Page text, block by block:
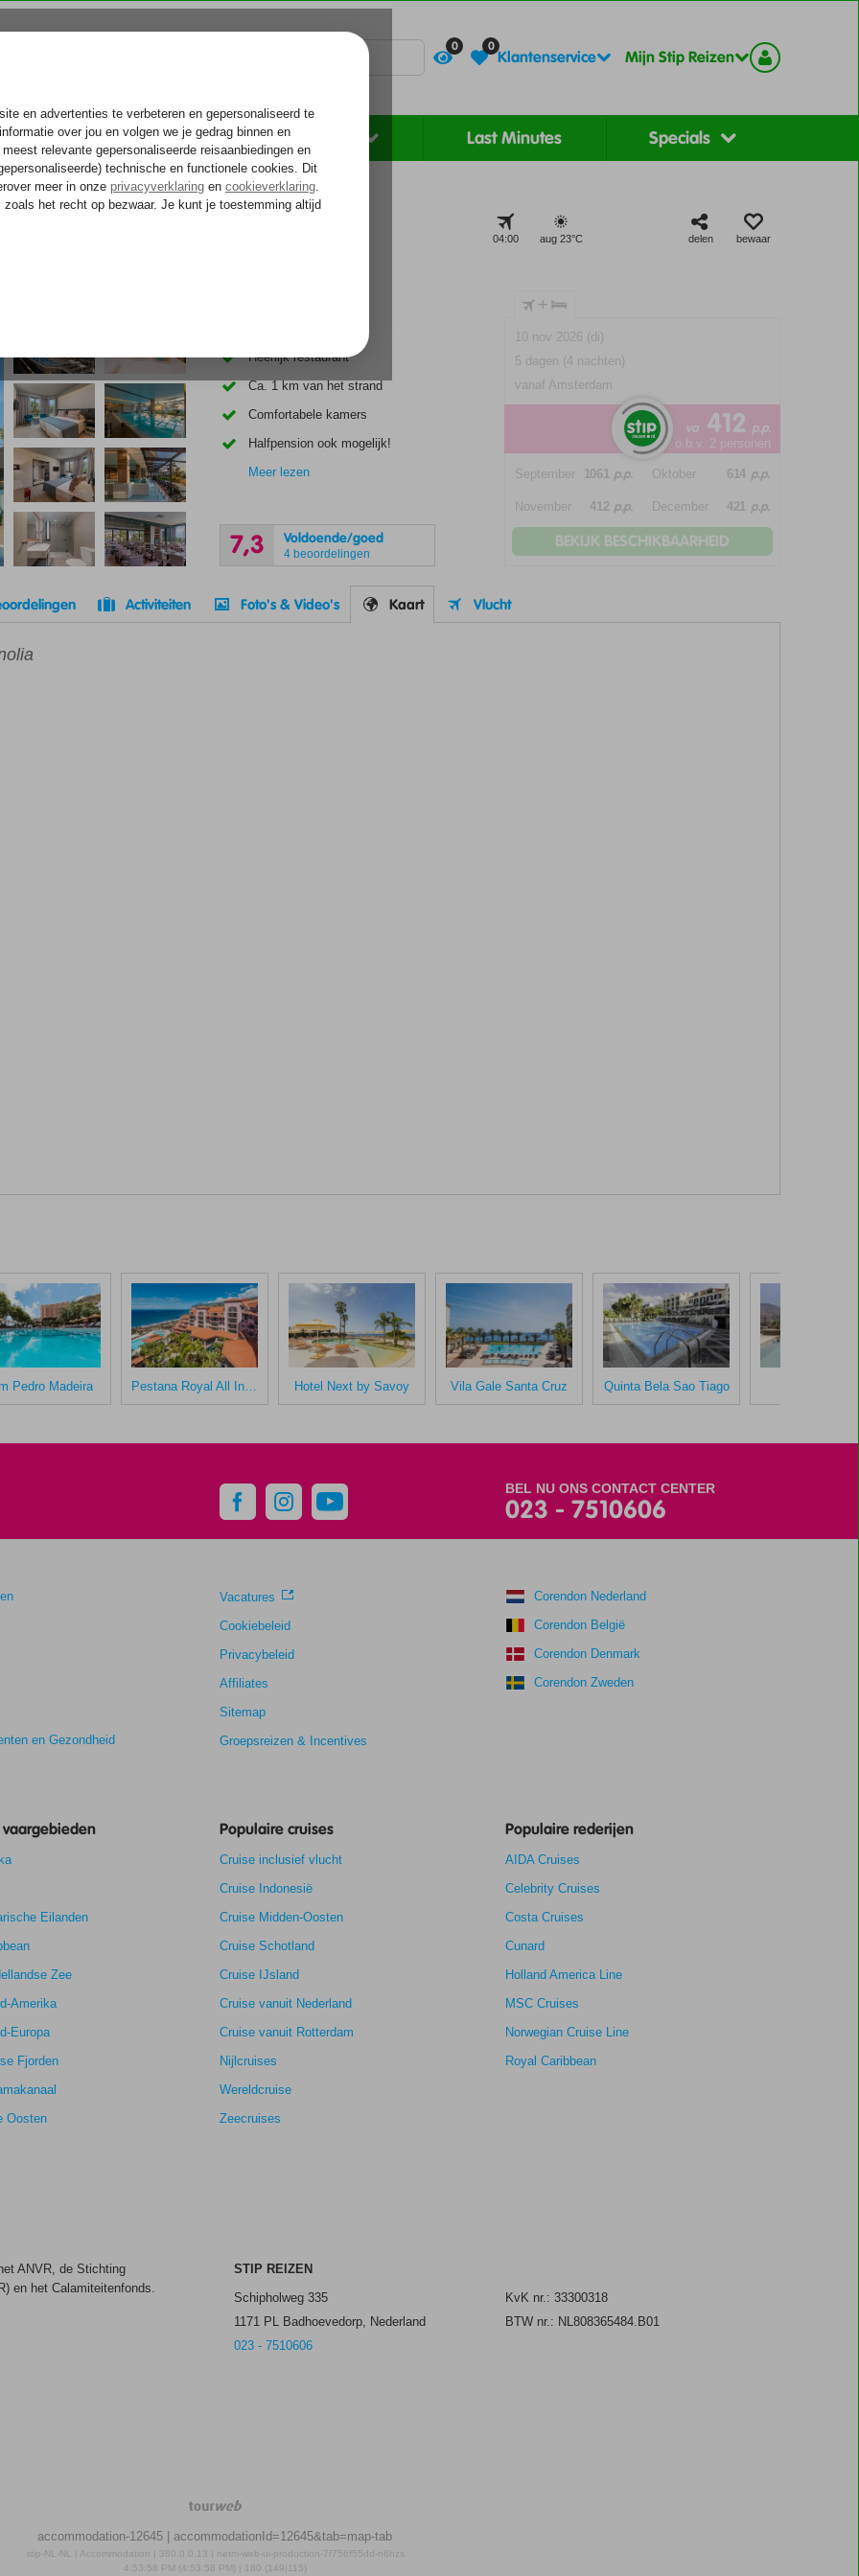
0 0
Klantenservice Mijn Stip Reizen
Rondreizen Zonvakantie Last Minutes Specials
Voelt als thuiskomen...
04:00 aug 23°C delen bewaar
Heerlijk restaurant
Ca. 1 km van het strand
Comfortabele kamers
Halfpension ook mogelijk!
Meer lezen
7,3 Voldoende/goed
4 beoordelingen
+
10 nov 2026 (di)
5 dagen (4 nachten)
vanaf Amsterdam
va 412 p.p.
o.b.v. 2 personen
September 1061 p.p. Oktober 614 p.p.
November 412 p.p. December 421 p.p.
BEKIJK BESCHIKBAARHEID
Activiteiten Foto's & Video's Kaart Vlucht
8,3
Pedro Madeira Pestana Royal All Inclusive Ocean & Spa Resort Hotel Next by Savoy Vila Gale Santa Cruz Quinta Bela Sao Tiago
BEL NU ONS CONTACT CENTER
023 - 7510606
en Gezondheid
Vacatures
Cookiebeleid
Privacybeleid
Affiliates
Sitemap
Groepsreizen & Incentives
Corendon Nederland
Corendon België
Corendon Denmark
Corendon Zweden
Eilanden
Zee
Amerika
Europa
Fjorden
Oosten
Populaire cruises
Cruise inclusief vlucht
Cruise Indonesië
Cruise Midden-Oosten
Cruise Schotland
Cruise IJsland
Cruise vanuit Nederland
Cruise vanuit Rotterdam
Nijlcruises
Wereldcruise
Zeecruises
Populaire rederijen
AIDA Cruises
Celebrity Cruises
Costa Cruises
Cunard
Holland America Line
MSC Cruises
Norwegian Cruise Line
Royal Caribbean
ANVR, de Stichting
en het Calamiteitenfonds.
STIP REIZEN
Schipholweg 335
1171 PL Badhoevedorp, Nederland
023 - 7510606
KvK nr.: 33300318
BTW nr.: NL808365484.B01
TourWeb
accommodation-12645 | accommodationId=12645&tab=map-tab
stip-NL-NL | Accommodation | 380.0.0.13 | netm-web-ui-production-7f756f55dd-n6hzs
4:53:58 PM (4:53:58 PM) | 180 (149|115)